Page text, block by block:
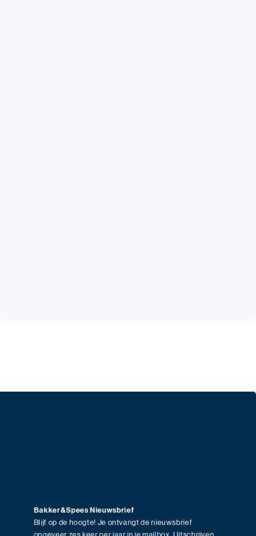
Bakker&Spees Nieuwsbrief
Blijf op de hoogte! Je ontvangt de nieuwsbrief